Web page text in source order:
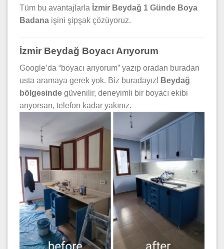
Tüm bu avantajlarla İzmir Beydağ 1 Günde Boya
Badana işini şipşak çözüyoruz.
İzmir Beydağ Boyacı Arıyorum
Google’da “boyacı arıyorum” yazıp oradan buradan
usta aramaya gerek yok. Biz buradayız! Beydağ
bölgesinde güvenilir, deneyimli bir boyacı ekibi
arıyorsan, telefon kadar yakınız.